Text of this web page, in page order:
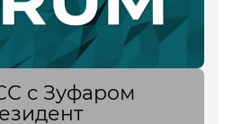
с Зуфаром